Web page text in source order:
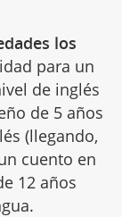
los
para un
de inglés
de 5 años
(llegando,
cuento en
12 años